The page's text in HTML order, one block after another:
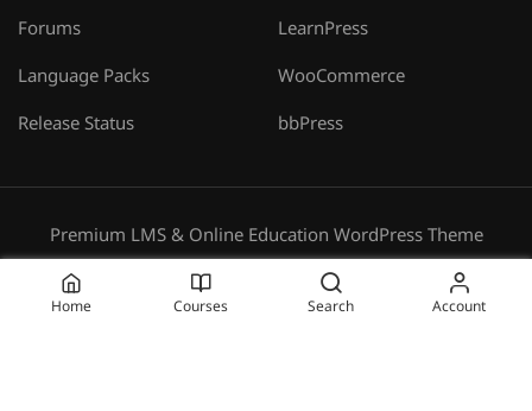
Forums
Language Packs
Release Status
LearnPress
WooCommerce
bbPress
Premium LMS & Online Education WordPress Theme
Terms Sitemap
Home Courses Search Account